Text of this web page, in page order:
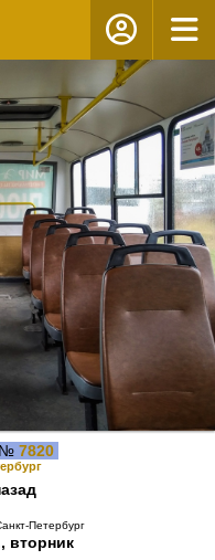
№ 7820
Петербург
вторник